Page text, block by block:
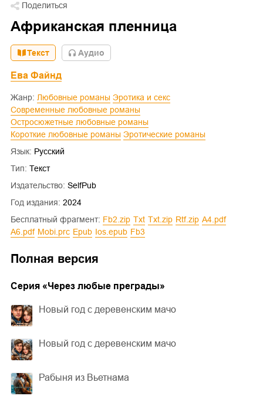
Поделиться
Африканская пленница
Текст Aудио
Ева Файнд
Жанр: Любовные романы
Эротика и секс
Современные любовные романы
Остросюжетные любовные романы
Короткие любовные романы
Эротические романы
Язык: Русский
Тип: Текст
Издательство: SelfPub
Год издания: 2024
Бесплатный фрагмент:
fb2.zip txt txt.zip rtf.zip
a4.pdf
a6.pdf
mobi.prc epub ios.epub fb3
Полная версия
Cерия «Через любые преграды»
Новый год с деревенским мачо
Новый год с деревенским мачо
Рабыня из Вьетнама